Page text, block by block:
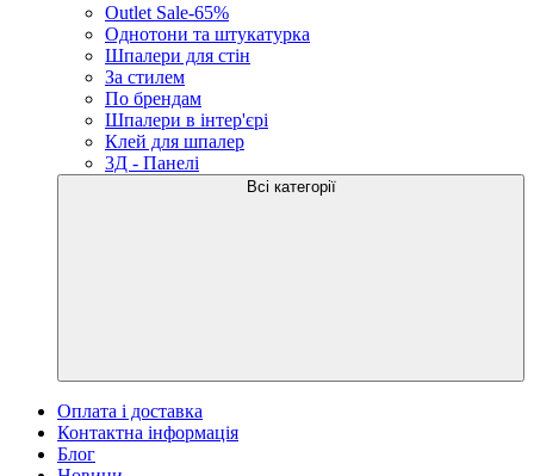
Outlet Sale-65%
Однотони та штукатурка
Шпалери для стін
За стилем
По брендам
Шпалери в інтер'єрі
Клей для шпалер
3Д - Панелі
Всі категорії
Оплата і доставка
Контактна інформація
Блог